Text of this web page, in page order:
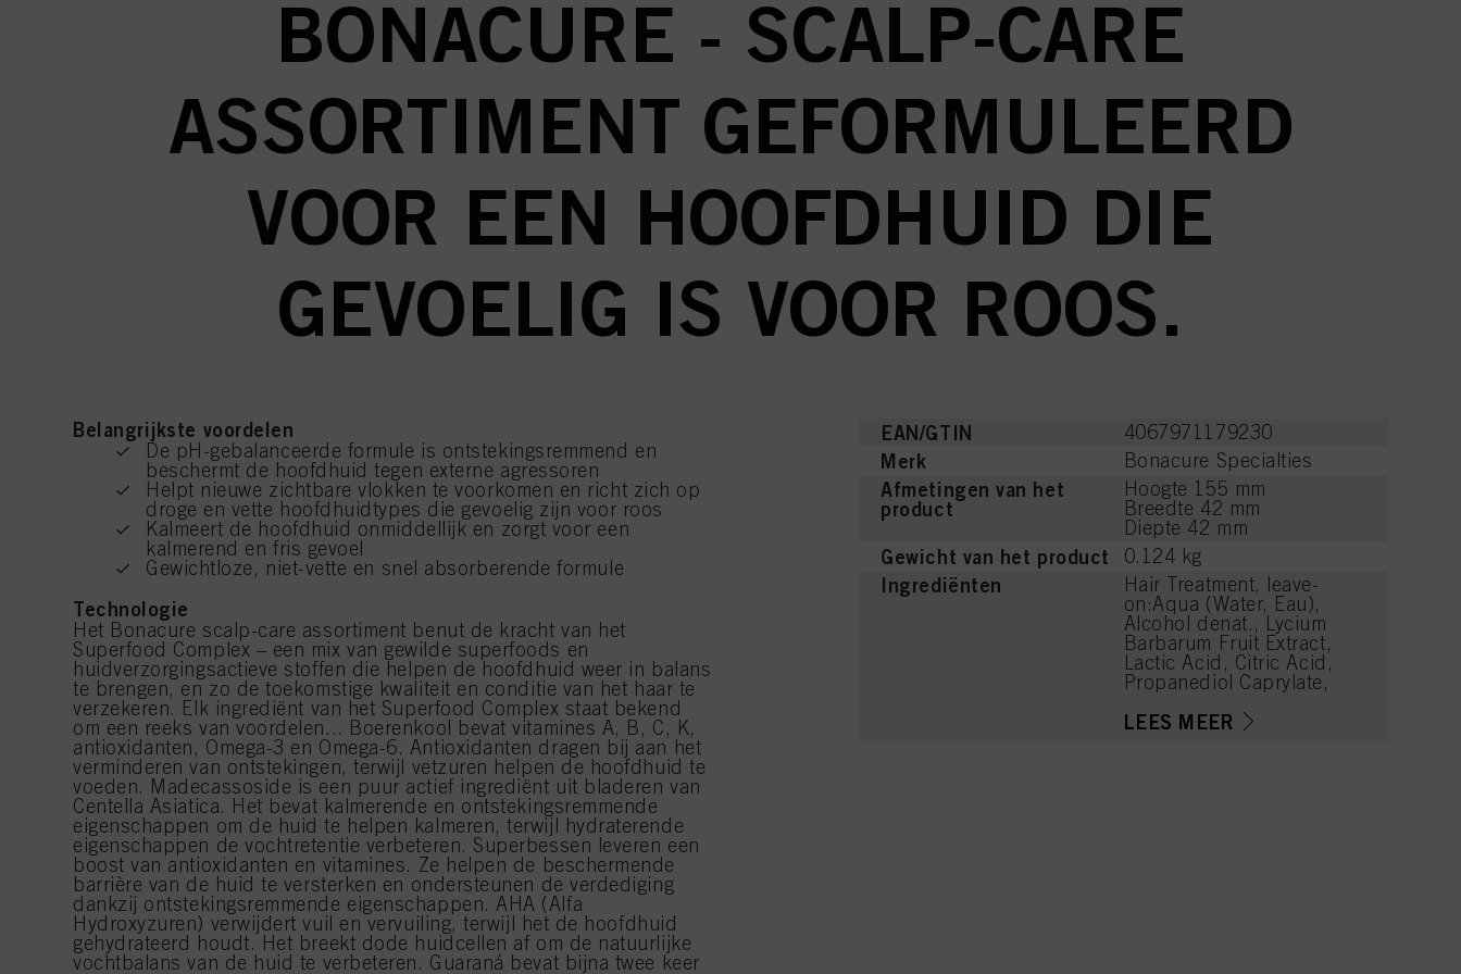
BONACURE - SCALP-CARE
ASSORTIMENT GEFORMULEERD
VOOR EEN HOOFDHUID DIE
GEVOELIG IS VOOR ROOS.
Belangrijkste voordelen
De pH-gebalanceerde formule is ontstekingsremmend en
beschermt de hoofdhuid tegen externe agressoren
Helpt nieuwe zichtbare vlokken te voorkomen en richt zich op
droge en vette hoofdhuidtypes die gevoelig zijn voor roos
Kalmeert de hoofdhuid onmiddellijk en zorgt voor een
kalmerend en fris gevoel
Gewichtloze, niet-vette en snel absorberende formule
Technologie
Het Bonacure scalp-care assortiment benut de kracht van het
Superfood Complex – een mix van gewilde superfoods en
huidverzorgingsactieve stoffen die helpen de hoofdhuid weer in balans
te brengen, en zo de toekomstige kwaliteit en conditie van het haar te
verzekeren. Elk ingrediënt van het Superfood Complex staat bekend
om een reeks van voordelen... Boerenkool bevat vitamines A, B, C, K,
antioxidanten, Omega-3 en Omega-6. Antioxidanten dragen bij aan het
verminderen van ontstekingen, terwijl vetzuren helpen de hoofdhuid te
voeden. Madecassoside is een puur actief ingrediënt uit bladeren van
Centella Asiatica. Het bevat kalmerende en ontstekingsremmende
eigenschappen om de huid te helpen kalmeren, terwijl hydraterende
eigenschappen de vochtretentie verbeteren. Superbessen leveren een
boost van antioxidanten en vitamines. Ze helpen de beschermende
barrière van de huid te versterken en ondersteunen de verdediging
dankzij ontstekingsremmende eigenschappen. AHA (Alfa
Hydroxyzuren) verwijdert vuil en vervuiling, terwijl het de hoofdhuid
gehydrateerd houdt. Het breekt dode huidcellen af om de natuurlijke
vochtbalans van de huid te verbeteren. Guaraná bevat bijna twee keer
EAN/GTIN 4067971179230
Merk Bonacure Specialties
Afmetingen van het
product
Hoogte 155 mm
Breedte 42 mm
Diepte 42 mm
Gewicht van het product 0.124 kg
Ingrediënten
Hair Treatment, leave-
on:Aqua (Water, Eau),
Alcohol denat., Lycium
Barbarum Fruit Extract,
Lactic Acid, Citric Acid,
Propanediol Caprylate,
Glycerin,
LEES MEER